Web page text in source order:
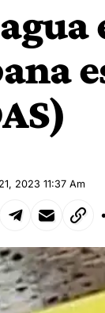
2023 11:37 Am